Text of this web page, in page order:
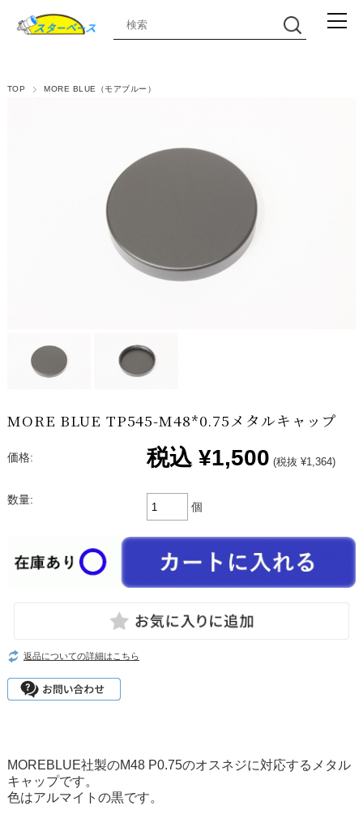
TOP MORE BLUE（モアブルー）
MORE BLUE TP545-M48*0.75メタルキャップ
価格: 税込 ¥1,500 (税抜 ¥1,364)
数量:
個
返品についての詳細はこちら
MOREBLUE社製のM48 P0.75のオスネジに対応するメタル
キャップです。
色はアルマイトの黒です。